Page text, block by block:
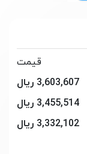
قیمت
3,603,607 ریال
3,455,514 ریال
3,332,102 ریال